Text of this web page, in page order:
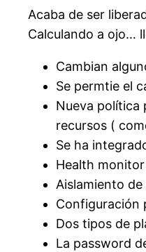
Acaba de ser
Calculando a ojo…
Cambian
Se permtie el
Nueva política
recursos (
Se ha
Health
Aislamiento
Configuración
Dos tipos de
La password